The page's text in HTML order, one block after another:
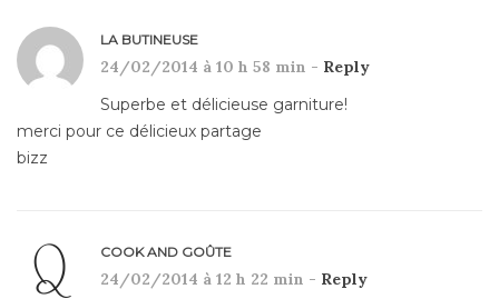
LA BUTINEUSE
24/02/2014 à 10 h 58 min - Reply
Superbe et délicieuse garniture!
merci pour ce délicieux partage
bizz
COOK AND GOÛTE
24/02/2014 à 12 h 22 min - Reply